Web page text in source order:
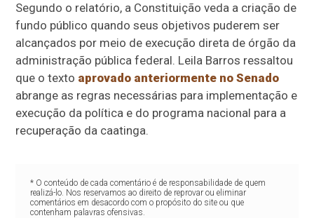
Segundo o relatório, a Constituição veda a criação de
fundo público quando seus objetivos puderem ser
alcançados por meio de execução direta de órgão da
administração pública federal. Leila Barros ressaltou
que o texto aprovado anteriormente no Senado
abrange as regras necessárias para implementação e
execução da política e do programa nacional para a
recuperação da caatinga.
* O conteúdo de cada comentário é de responsabilidade de quem
realizá-lo. Nos reservamos ao direito de reprovar ou eliminar
comentários em desacordo com o propósito do site ou que
contenham palavras ofensivas.